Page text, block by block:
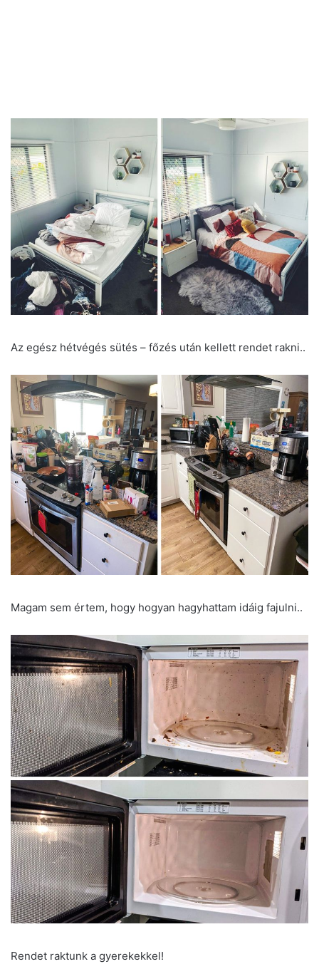
Az egész hétvégés sütés – főzés után kellett rendet rakni..
Magam sem értem, hogy hogyan hagyhattam idáig fajulni..
Rendet raktunk a gyerekekkel!